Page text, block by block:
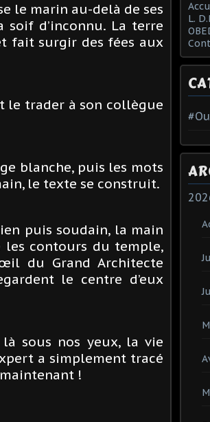
le marin au-delà de ses
soif d’inconnu. La terre
fait surgir des fées aux
le trader à son collègue
blanche, puis les mots
le texte se construit.
puis soudain, la main
les contours du temple,
du Grand Architecte
le centre d’eux
sous nos yeux, la vie
a simplement tracé
!
L.